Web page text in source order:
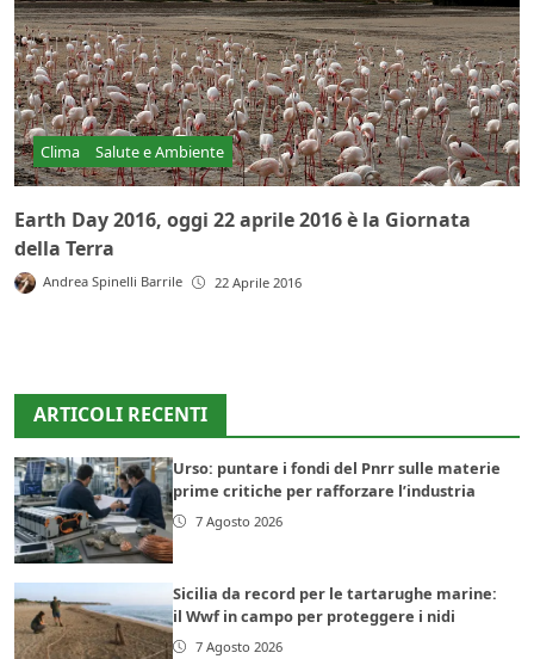
Clima Salute e Ambiente
Earth Day 2016, oggi 22 aprile 2016 è la Giornata
della Terra
Andrea Spinelli Barrile 22 Aprile 2016
ARTICOLI RECENTI
Urso: puntare i fondi del Pnrr sulle materie
prime critiche per rafforzare l’industria
7 Agosto 2026
Sicilia da record per le tartarughe marine:
il Wwf in campo per proteggere i nidi
7 Agosto 2026